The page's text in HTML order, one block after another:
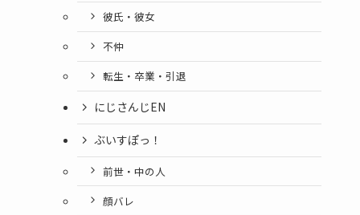
彼氏・彼女
不仲
転生・卒業・引退
にじさんじEN
ぶいすぽっ！
前世・中の人
顔バレ